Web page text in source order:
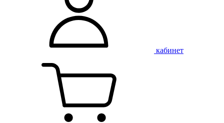
кабинет